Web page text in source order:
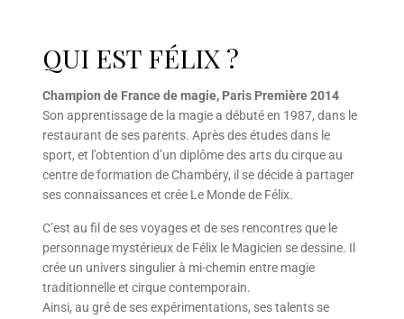
QUI EST FÉLIX ?
Champion de France de magie, Paris Première 2014
Son apprentissage de la magie a débuté en 1987, dans le
restaurant de ses parents. Après des études dans le
sport, et l’obtention d’un diplôme des arts du cirque au
centre de formation de Chambéry, il se décide à partager
ses connaissances et crée Le Monde de Félix.
C’est au fil de ses voyages et de ses rencontres que le
personnage mystérieux de Félix le Magicien se dessine. Il
crée un univers singulier à mi-chemin entre magie
traditionnelle et cirque contemporain.
Ainsi, au gré de ses expérimentations, ses talents se